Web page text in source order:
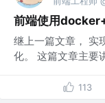
前端使用
继上一篇文章， 实
化。 这篇文章主要
113